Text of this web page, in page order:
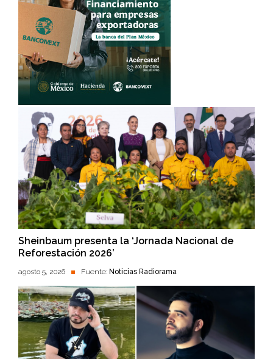
Sheinbaum presenta la ‘Jornada Nacional de
Reforestación 2026’
agosto 5, 2026 Fuente: Noticias Radiorama